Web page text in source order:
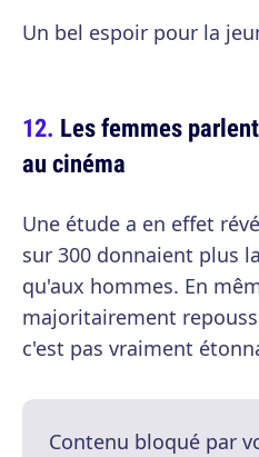
Un bel espoir pour la
Les femmes
au cinéma
Une étude a en effet
sur 300 donnaient plus
qu'aux hommes. En
majoritairement
c'est pas vraiment
Contenu bloqué par